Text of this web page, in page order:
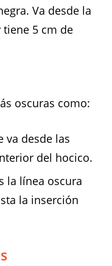
Va desde la
tiene 5 cm de
oscuras como:
va desde las
del hocico.
la línea oscura
la inserción